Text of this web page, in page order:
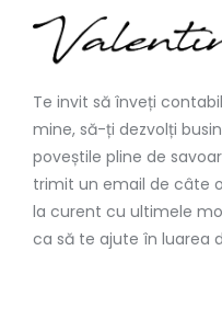
Te invit să înveți
mine, să-ți dezvolți
poveștile pline de
trimit un email de câte
la curent cu ultimele
ca să te ajute în luarea